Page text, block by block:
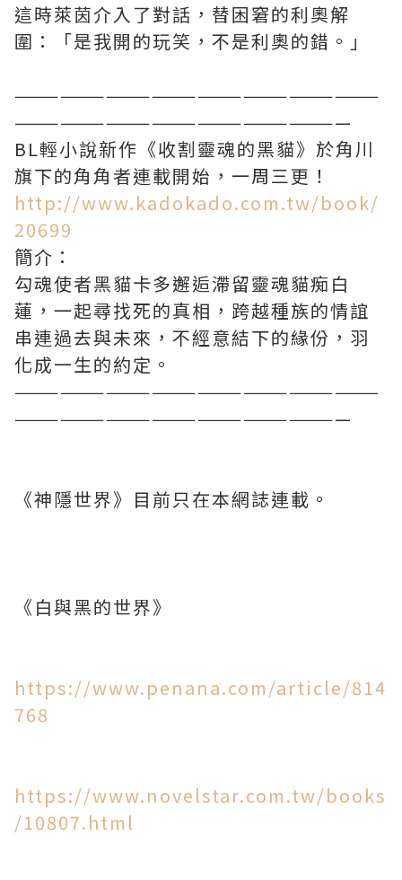
這時萊茵介入了對話，替困窘的利奧解
圍：「是我開的玩笑，不是利奧的錯。」
————————————————————————
——————————————————————
BL輕小說新作《收割靈魂的黑貓》於角川
旗下的角角者連載開始，一周三更！
http://www.kadokado.com.tw/book/
20699
簡介：
勾魂使者黑貓卡多邂逅滯留靈魂貓痴白
蓮，一起尋找死的真相，跨越種族的情誼
串連過去與未來，不經意結下的緣份，羽
化成一生的約定。
————————————————————————
——————————————————————
《神隱世界》目前只在本網誌連載。
《白與黑的世界》
https://www.penana.com/article/814
768
https://www.novelstar.com.tw/books
/10807.html